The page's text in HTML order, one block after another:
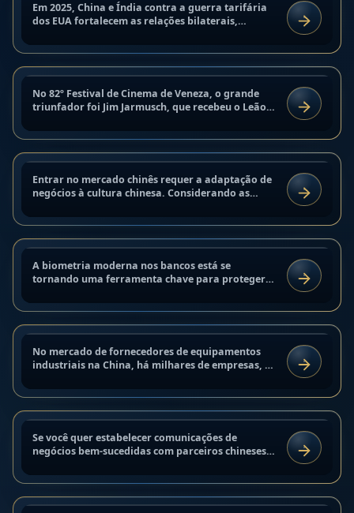
CULTURA
Em 2025, China e Índia contra a guerra tarifária
dos EUA fortalecem as relações bilaterais,
protecionismo. O embaixador...
LER
CULTURA
Leão de Ouro de Veneza 2025: Jim
Jarmusch conquistou o festival
No 82º Festival de Cinema de Veneza, o grande
triunfador foi Jim Jarmusch, que recebeu o Leão
Irmã, Irmão”. Essa...
LER
ANÁLISE E TENDÊNCIAS
Adaptação de Negócios à Cultura
Chinesa: Um Guia Completo
Entrar no mercado chinês requer a adaptação de
negócios à cultura chinesa. Considerando as
empresas podem...
LER
NOTÍCIAS
Biometria nos bancos: proteção dos
clientes contra fraudadores 2025
A biometria moderna nos bancos está se
tornando uma ferramenta chave para proteger
reconhecimento facial, impressões...
LER
MERCADOS INDUSTRIAIS
Fornecedores de Equipamentos
Industriais na China: Pesquisa e
Auditoria
No mercado de fornecedores de equipamentos
industriais na China, há milhares de empresas, e
tarefa chave para os...
LER
CULTURA
Como os chineses negociam:
segredos para um negócio de
sucesso
Se você quer estabelecer comunicações de
negócios bem-sucedidas com parceiros chineses,
negociam. A abordagem deles é...
LER
Como acelerar a obtenção do visto
de trabalho para a China 2025 |
Dicas e conselhos